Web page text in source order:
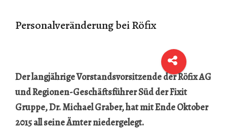
Personalveränderung bei Röfix
Der langjährige Vorstandsvorsitzende der Röfix AG
und Regionen-Geschäftsführer Süd der Fixit
Gruppe, Dr. Michael Graber, hat mit Ende Oktober
2015 all seine Ämter niedergelegt.